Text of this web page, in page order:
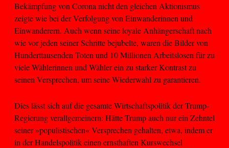
Bekämpfung von Corona nicht den gleichen Aktionismus
zeigte wie bei der Verfolgung von Einwanderinnen und
Einwanderern. Auch wenn seine loyale Anhängerschaft nach
wie vor jeden seiner Schritte bejubelte, waren die Bilder von
Hunderttausenden Toten und 10 Millionen Arbeitslosen für zu
viele Wählerinnen und Wähler ein zu starker Kontrast zu
seinen Versprechen, um seine Wiederwahl zu garantieren.
Dies lässt sich auf die gesamte Wirtschaftspolitik der Trump-
Regierung verallgemeinern: Hätte Trump auch nur ein Zehntel
seiner »populistischen« Versprechen gehalten, etwa, indem er
in der Handelspolitik einen ernsthaften Kurswechsel